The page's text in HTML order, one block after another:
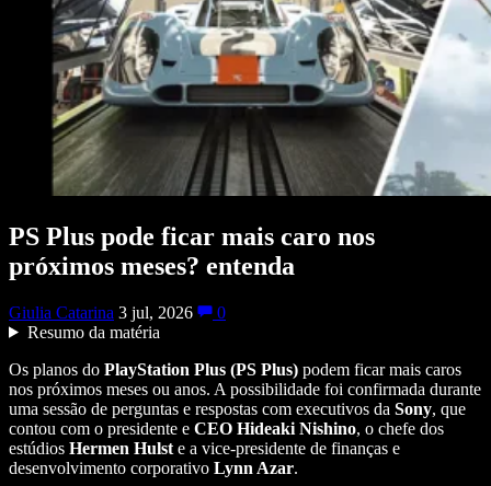
PS Plus pode ficar mais caro nos
próximos meses? entenda
Giulia Catarina 3 jul, 2026
0
Resumo da matéria
Os planos do PlayStation Plus (PS Plus) podem ficar mais caros
nos próximos meses ou anos. A possibilidade foi confirmada durante
uma sessão de perguntas e respostas com executivos da Sony, que
contou com o presidente e CEO Hideaki Nishino, o chefe dos
estúdios Hermen Hulst e a vice-presidente de finanças e
desenvolvimento corporativo Lynn Azar.